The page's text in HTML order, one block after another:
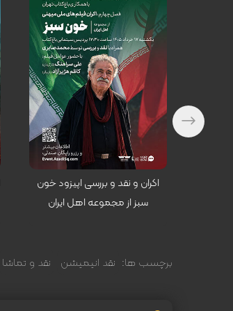
کارگردان: علی سراهنگ
اکران و نقد و بررسی اپیزود خون
سبز از مجموعه اهل ایران
برچسب ها: نقد انیمیشن نقد و تماشا